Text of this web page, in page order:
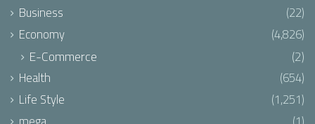
Business
(22)
Economy
(4,826)
E-Commerce (2)
Health
(654)
Life Style
(1,251)